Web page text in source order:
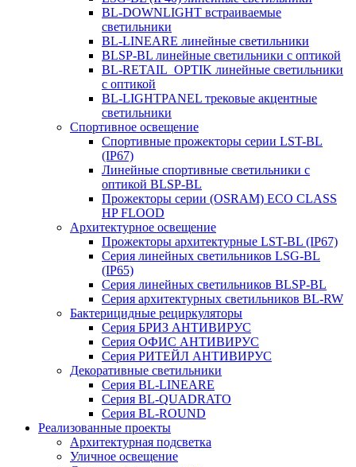
BL-DOWNLIGHT встраиваемые
светильники
BL-LINEARE линейные светильники
BLSP-BL линейные светильники с оптикой
BL-RETAIL_OPTIK линейные светильники
с оптикой
BL-LIGHTPANEL трековые акцентные
светильники
Спортивное освещение
Спортивные прожекторы серии LST-BL
(IP67)
Линейные спортивные светильники с
оптикой BLSP-BL
Прожекторы серии (OSRAM) ECO CLASS
HP FLOOD
Архитектурное освещение
Прожекторы архитектурные LST-BL (IP67)
Серия линейных светильников LSG-BL
(IP65)
Серия линейных светильников BLSP-BL
Серия архитектурных светильников BL-RW
Бактерицидные рециркуляторы
Серия БРИЗ АНТИВИРУС
Серия ОФИС АНТИВИРУС
Серия РИТЕЙЛ АНТИВИРУС
Декоративные светильники
Серия BL-LINEARE
Серия BL-QUADRATO
Серия BL-ROUND
Реализованные проекты
Архитектурная подсветка
Уличное освещение